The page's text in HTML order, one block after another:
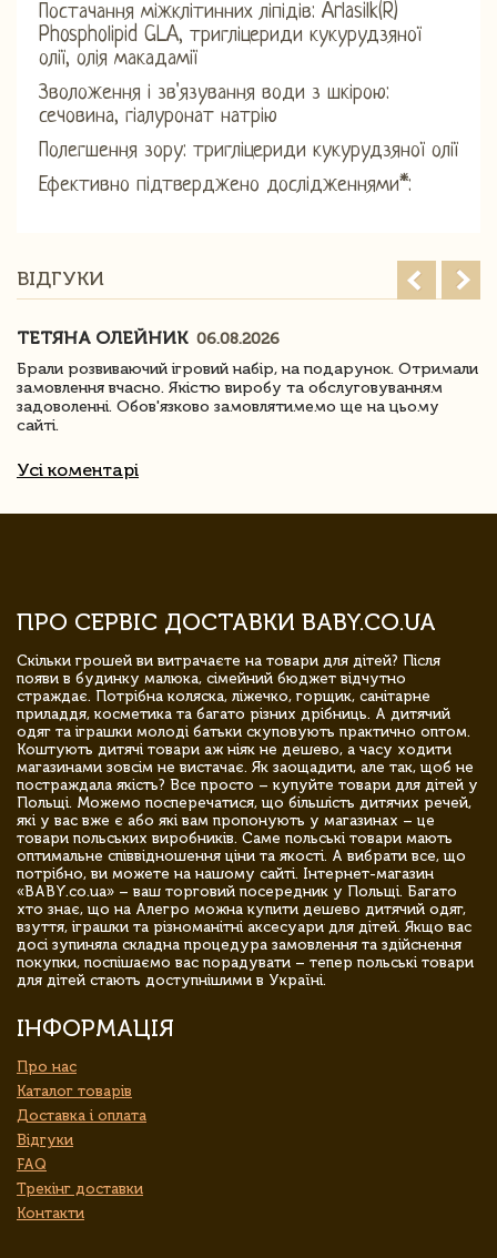
Постачання міжклітинних ліпідів: Arlasilk(R)
Phospholipid GLA, тригліцериди кукурудзяної
олії, олія макадамії
Зволоження і зв'язування води з шкірою:
сечовина, гіалуронат натрію
Полегшення зору: тригліцериди кукурудзяної олії
Ефективно підтверджено дослідженнями*:
ВІДГУКИ
ТЕТЯНА ОЛЕЙНИК 06.08.2026
Брали розвиваючий ігровий набір, на подарунок. Отримали
замовлення вчасно. Якістю виробу та обслуговуванням
задоволенні. Обов'язково замовлятимемо ще на цьому
сайті.
Усі коментарі
ПРО СЕРВІС ДОСТАВКИ BABY.CO.UA
Скільки грошей ви витрачаєте на товари для дітей? Після
появи в будинку малюка, сімейний бюджет відчутно
страждає. Потрібна коляска, ліжечко, горщик, санітарне
приладдя, косметика та багато різних дрібниць. А дитячий
одяг та іграшки молоді батьки скуповують практично оптом.
Коштують дитячі товари аж ніяк не дешево, а часу ходити
магазинами зовсім не вистачає. Як заощадити, але так, щоб не
постраждала якість? Все просто – купуйте товари для дітей у
Польщі. Можемо посперечатися, що більшість дитячих речей,
які у вас вже є або які вам пропонують у магазинах – це
товари польських виробників. Саме польські товари мають
оптимальне співвідношення ціни та якості. А вибрати все, що
потрібно, ви можете на нашому сайті. Інтернет-магазин
«BABY.co.ua» – ваш торговий посередник у Польщі. Багато
хто знає, що на Алегро можна купити дешево дитячий одяг,
взуття, іграшки та різноманітні аксесуари для дітей. Якщо вас
досі зупиняла складна процедура замовлення та здійснення
покупки, поспішаємо вас порадувати – тепер польські товари
для дітей стають доступнішими в Україні.
ІНФОРМАЦІЯ
Про нас
Каталог товарів
Доставка і оплата
Відгуки
FAQ
Трекінг доставки
Контакти